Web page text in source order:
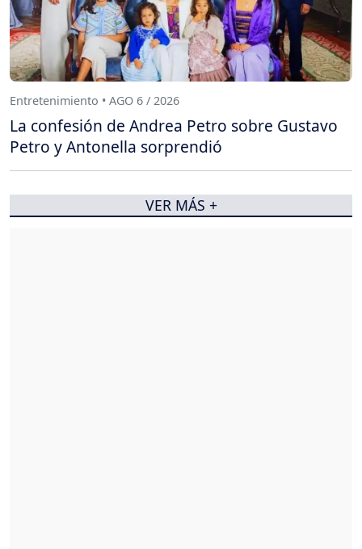
Entretenimiento • AGO 6 / 2026
La confesión de Andrea Petro sobre Gustavo
Petro y Antonella sorprendió
VER MÁS +